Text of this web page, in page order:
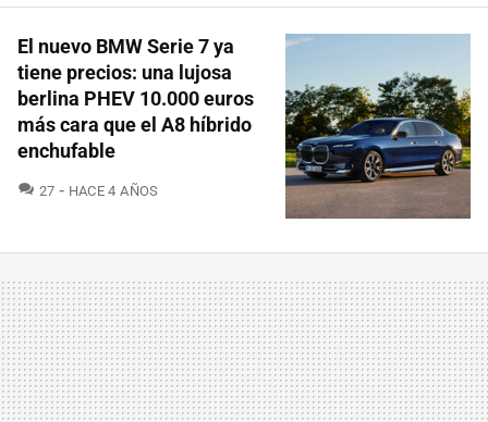
El nuevo BMW Serie 7 ya
tiene precios: una lujosa
berlina PHEV 10.000 euros
más cara que el A8 híbrido
enchufable
27 COMENTARIOS
HACE 4 AÑOS